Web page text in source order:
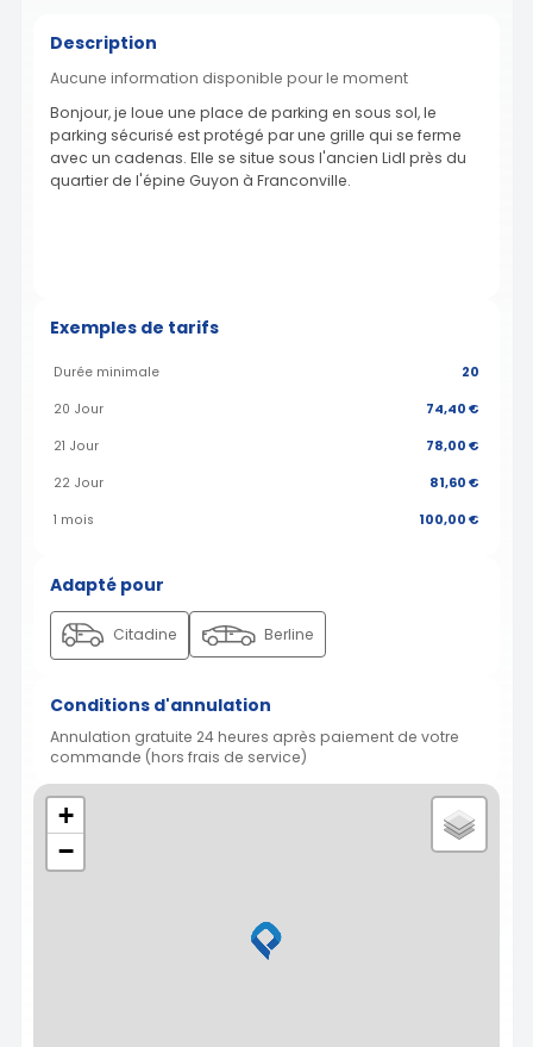
Description
Aucune information disponible pour le moment
Bonjour, je loue une place de parking en sous sol, le
parking sécurisé est protégé par une grille qui se ferme
avec un cadenas. Elle se situe sous l'ancien Lidl près du
quartier de l'épine Guyon à Franconville.
Exemples de tarifs
Durée minimale 20
20 Jour 74,40 €
21 Jour 78,00 €
22 Jour 81,60 €
1 mois 100,00 €
Adapté pour
Citadine Berline
Conditions d'annulation
Annulation gratuite 24 heures après paiement de votre
commande (hors frais de service)
+
−